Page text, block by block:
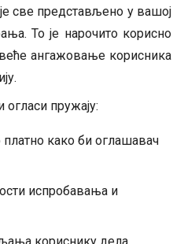
све представљено у вашој
То је нарочито корисно
ангажовање корисника
пружају:
како би оглашавач
испробавања и
кориснику дела